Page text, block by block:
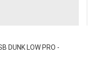
DUNK LOW PRO -